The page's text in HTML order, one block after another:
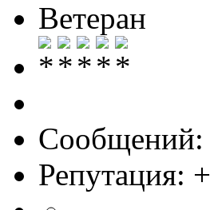
Ветеран
Сообщений:
Репутация: